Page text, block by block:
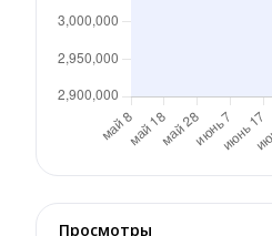
Просмотры